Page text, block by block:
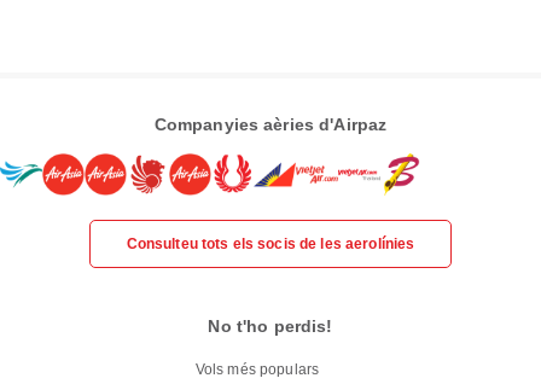
Companyies aèries d'Airpaz
Consulteu tots els socis de les aerolínies
No t'ho perdis!
Vols més populars